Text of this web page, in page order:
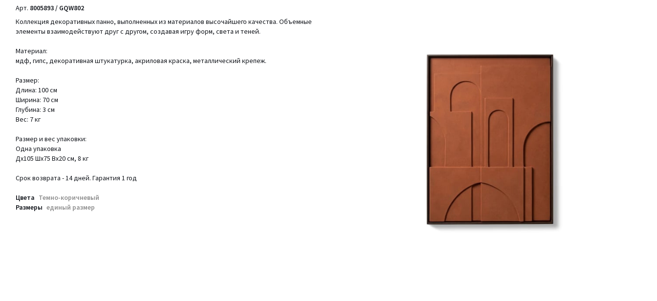
Арт. 8005893 / GQW802
Коллекция декоративных панно, выполненных из материалов высочайшего качества. Объемные
элементы взаимодействуют друг с другом, создавая игру форм, света и теней.
Материал:
мдф, гипс, декоративная штукатурка, акриловая краска, металлический крепеж.
Размер:
Длина: 100 см
Ширина: 70 см
Глубина: 3 см
Вес: 7 кг
Размер и вес упаковки:
Одна упаковка
Дх105 Шх75 Вх20 см, 8 кг
Срок возврата - 14 дней. Гарантия 1 год
Цвета Темно-коричневый
Размеры единый размер